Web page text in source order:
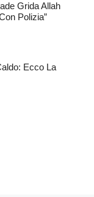
Grida Allah
Polizia”
Ecco La